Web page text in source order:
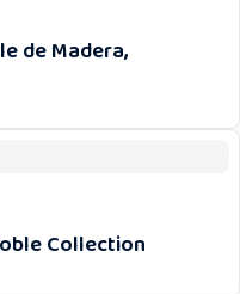
de Madera,
Collection